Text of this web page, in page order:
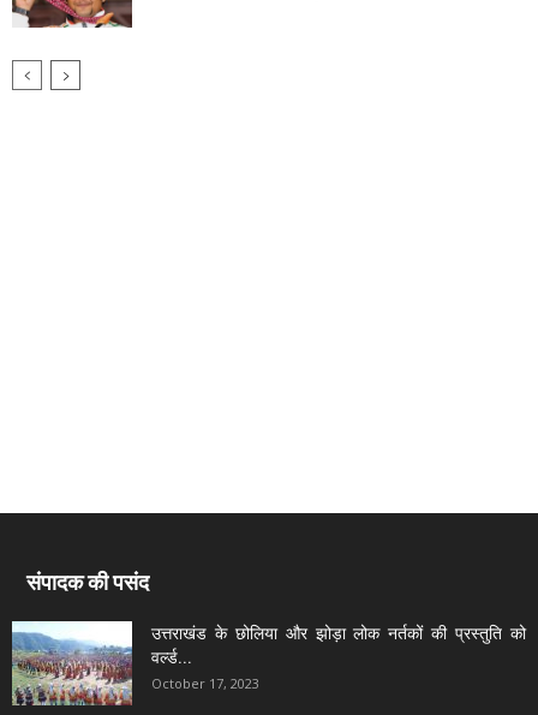
संपादक की पसंद
उत्तराखंड के छोलिया और झोड़ा लोक नर्तकों की प्रस्तुति को
वर्ल्ड...
October 17, 2023